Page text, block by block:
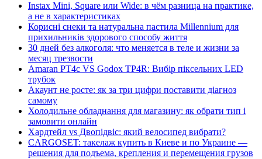
Instax Mini, Square или Wide: в чём разница на практике,
а не в характеристиках
Корисні снеки та натуральна пастила Millennium для
прихильників здорового способу життя
30 дней без алкоголя: что меняется в теле и жизни за
месяц трезвости
Amaran PT4c VS Godox TP4R: Вибір піксельних LED
трубок
Акаунт не росте: як за три цифри поставити діагноз
самому
Холодильне обладнання для магазину: як обрати тип і
замовити онлайн
Хардтейл vs Двопідвіс: який велосипед вибрати?
CARGOSET: такелаж купить в Киеве и по Украине —
решения для подъема, крепления и перемещения грузов